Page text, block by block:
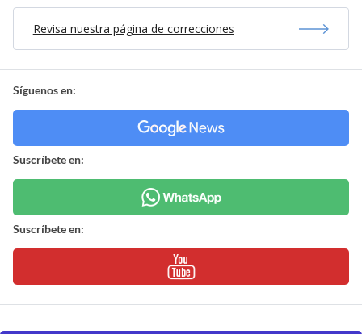
Revisa nuestra página de correcciones
Síguenos en:
Suscríbete en:
Suscríbete en: